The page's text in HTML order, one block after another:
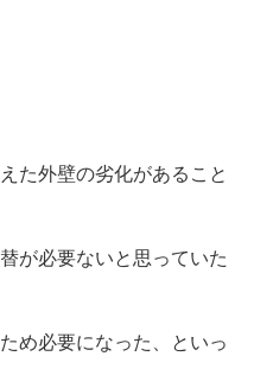
た外壁の劣化があること
が必要ないと思っていた
め必要になった、といっ